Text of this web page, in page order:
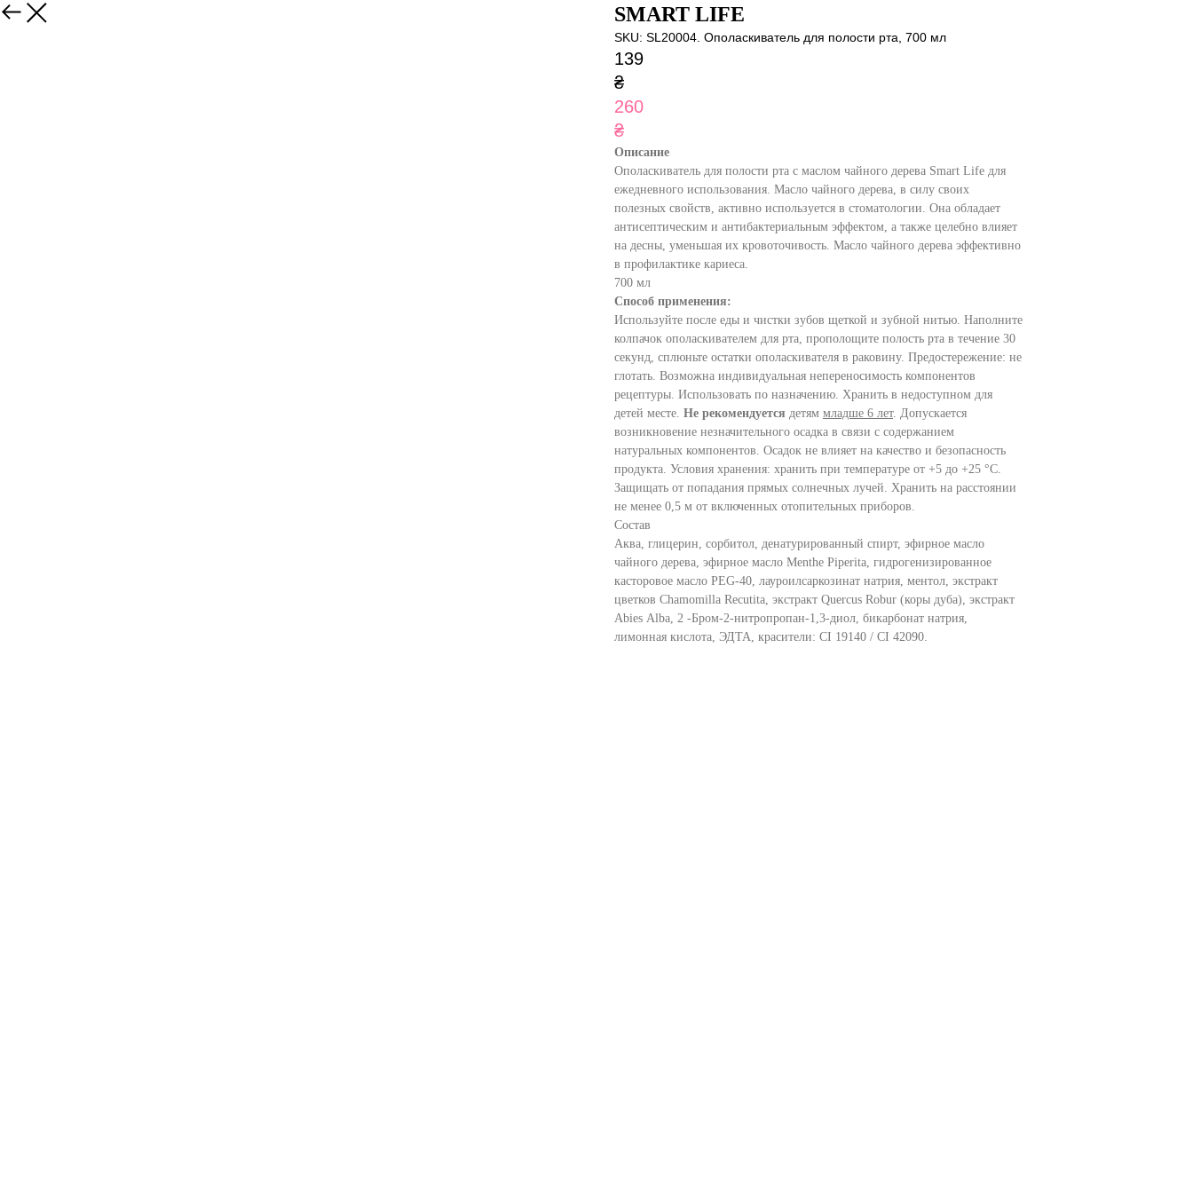
SMART LIFE
SKU: SL20004. Ополаскиватель для полости рта, 700 мл
139
₴
260
₴
Описание
Ополаскиватель для полости рта с маслом чайного дерева Smart Life для
ежедневного использования. Масло чайного дерева, в силу своих
полезных свойств, активно используется в стоматологии. Она обладает
антисептическим и антибактериальным эффектом, а также целебно влияет
на десны, уменьшая их кровоточивость. Масло чайного дерева эффективно
в профилактике кариеса.
700 мл
Способ применения:
Используйте после еды и чистки зубов щеткой и зубной нитью. Наполните
колпачок ополаскивателем для рта, прополощите полость рта в течение 30
секунд, сплюньте остатки ополаскивателя в раковину. Предостережение: не
глотать. Возможна индивидуальная непереносимость компонентов
рецептуры. Использовать по назначению. Хранить в недоступном для
детей месте. Не рекомендуется детям младше 6 лет. Допускается
возникновение незначительного осадка в связи с содержанием
натуральных компонентов. Осадок не влияет на качество и безопасность
продукта. Условия хранения: хранить при температуре от +5 до +25 °С.
Защищать от попадания прямых солнечных лучей. Хранить на расстоянии
не менее 0,5 м от включенных отопительных приборов.
Состав
Аква, глицерин, сорбитол, денатурированный спирт, эфирное масло
чайного дерева, эфирное масло Menthe Рiperita, гидрогенизированное
касторовое масло PEG-40, лауроилсаркозинат натрия, ментол, экстракт
цветков Chamomilla Recutita, экстракт Quercus Robur (коры дуба), экстракт
Abies Аlba, 2 -Бром-2-нитропропан-1,3-диол, бикарбонат натрия,
лимонная кислота, ЭДТА, красители: CI 19140 / CI 42090.